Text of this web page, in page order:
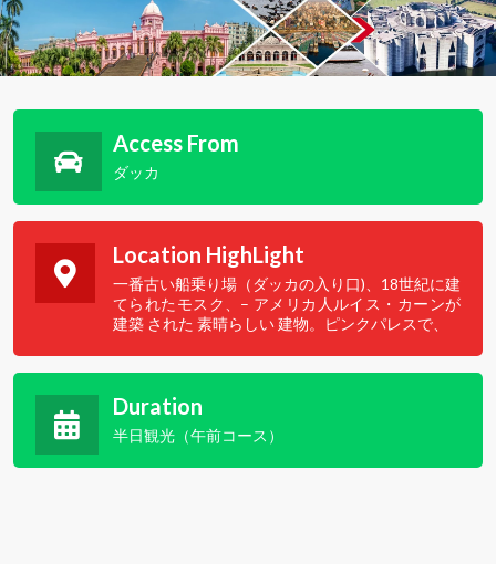
Access From
ダッカ
Location HighLight
一番古い船乗り場（ダッカの入り口)、18世紀に建
てられたモスク、– アメリカ人ルイス・カーンが
建築 された 素晴らしい 建物。ピンクパレスで、
Duration
半日観光（午前コース）